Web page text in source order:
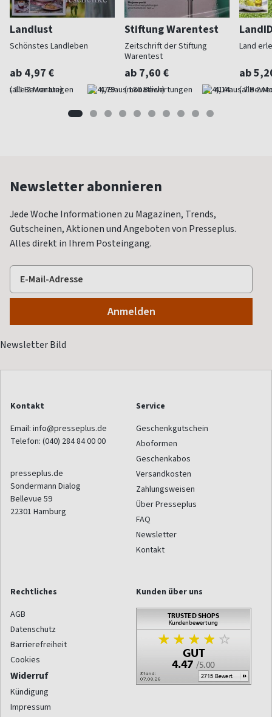
Landlust
Schönstes Landleben
ab 4,97 €
(alle 2 Monate) 4,79
Stiftung Warentest
Zeitschrift der Stiftung
Warentest
ab 7,60 €
(monatlich) 4,14
Land
ab
(alle 2
Newsletter abonnieren
Jede Woche Informationen zu Magazinen, Trends,
Gutscheinen, Aktionen und Angeboten von Presseplus.
Alles direkt in Ihrem Posteingang.
Kontakt
Email: info@presseplus.de
Telefon: (040) 284 84 00 00
presseplus.de
Sondermann Dialog
Bellevue 59
22301 Hamburg
Service
Geschenkgutschein
Aboformen
Geschenkabos
Versandkosten
Zahlungsweisen
Über Presseplus
FAQ
Newsletter
Kontakt
Rechtliches
AGB
Datenschutz
Barrierefreiheit
Cookies
Widerruf
Kündigung
Impressum
Kunden über uns